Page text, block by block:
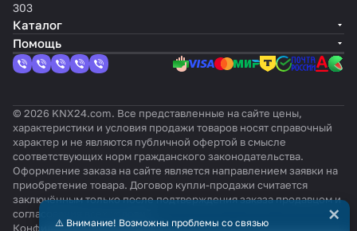
303
Каталог
Помощь
© 2026 KNX24.com. Все представленные на сайте цены,
характеристики и условия продажи товаров носят справочный
характер и не являются публичной офертой в смысле
соответствующих норм гражданского законодательства.
Оформление заказа на сайте является направлением заявки на
приобретение товара. Договор купли-продажи считается
заключённым только после подтверждения заказа продавцом и
согласования всех условий.
КонфиденциальностьОферта
⚠️ Внимание! Возможны проблемы со связью ×